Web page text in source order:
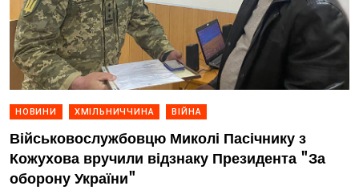
НОВИНИ ХМІЛЬНИЧЧИНА ВІЙНА
Військовослужбовцю Миколі Пасічнику з
Кожухова вручили відзнаку Президента "За
оборону України"